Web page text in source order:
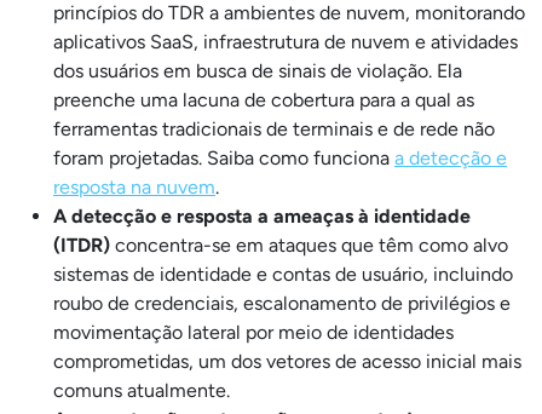
princípios do TDR a ambientes de nuvem, monitorando
aplicativos SaaS, infraestrutura de nuvem e atividades
dos usuários em busca de sinais de violação. Ela
preenche uma lacuna de cobertura para a qual as
ferramentas tradicionais de terminais e de rede não
foram projetadas. Saiba como funciona a detecção e
resposta na nuvem.
A detecção e resposta a ameaças à identidade
(ITDR) concentra-se em ataques que têm como alvo
sistemas de identidade e contas de usuário, incluindo
roubo de credenciais, escalonamento de privilégios e
movimentação lateral por meio de identidades
comprometidas, um dos vetores de acesso inicial mais
comuns atualmente.